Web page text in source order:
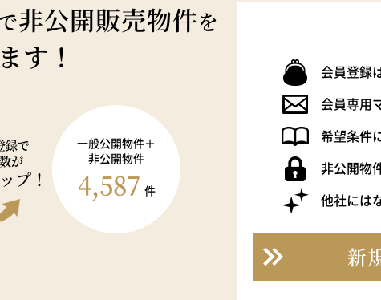
非公開販売物件を
す！
録で
が
プ！
一般公開物件＋
非公開物件
4,587 件
会員登録
会員専用
希望条件
非公開物
他社には
新